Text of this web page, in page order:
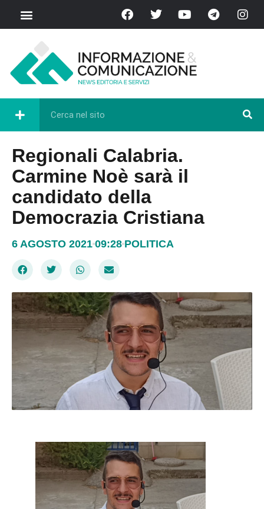
Regionali Calabria.
Carmine Noè sarà il
candidato della
Democrazia Cristiana
6 AGOSTO 2021 09:28 POLITICA